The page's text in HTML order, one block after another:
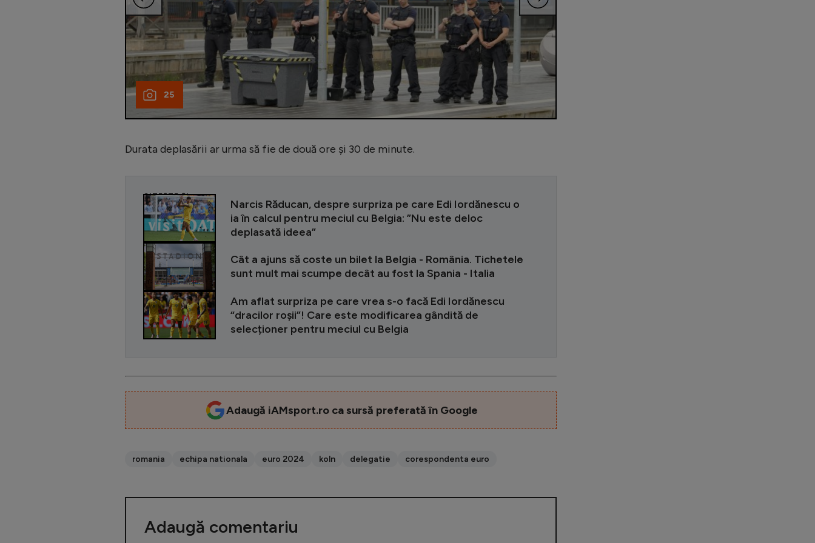
25
Durata deplasării ar urma să fie de două ore și 30 de minute.
CITEȘTE ȘI
Narcis Răducan, despre surpriza pe care Edi Iordănescu o
ia în calcul pentru meciul cu Belgia: ”Nu este deloc
deplasată ideea”
Cât a ajuns să coste un bilet la Belgia - România. Tichetele
sunt mult mai scumpe decât au fost la Spania - Italia
Am aflat surpriza pe care vrea s-o facă Edi Iordănescu
“dracilor roșii”! Care este modificarea gândită de
selecționer pentru meciul cu Belgia
Adaugă iAMsport.ro ca sursă preferată în Google
romania echipa nationala euro 2024 koln delegatie corespondenta euro
Adaugă comentariu